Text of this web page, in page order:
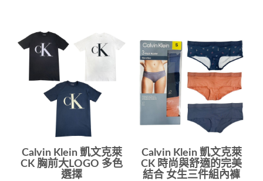
Calvin Klein 凱文克萊
CK 胸前大LOGO 多色
選擇
Calvin Klein 凱文克萊
CK 時尚與舒適的完美
結合 女生三件組內褲